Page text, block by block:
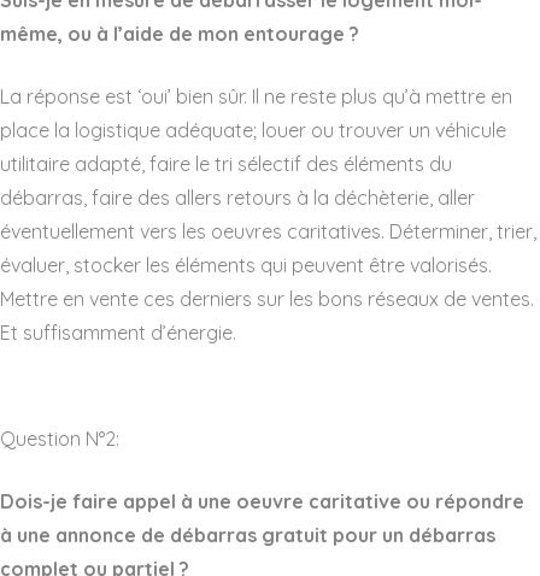
même, ou à l’aide de mon entourage ?
La réponse est ‘oui’ bien sûr. Il ne reste plus qu’à mettre en
place la logistique adéquate; louer ou trouver un véhicule
utilitaire adapté, faire le tri sélectif des éléments du
débarras, faire des allers retours à la déchèterie, aller
éventuellement vers les oeuvres caritatives. Déterminer, trier,
évaluer, stocker les éléments qui peuvent être valorisés.
Mettre en vente ces derniers sur les bons réseaux de ventes.
Et suffisamment d’énergie.
Question N°2:
Dois-je faire appel à une oeuvre caritative ou répondre
à une annonce de débarras gratuit pour un débarras
complet ou partiel ?